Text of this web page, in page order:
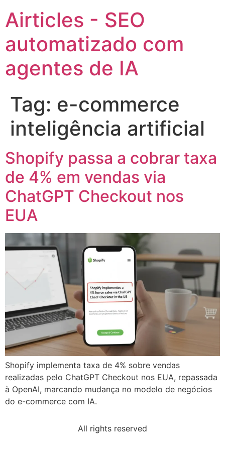
Airticles - SEO
automatizado com
agentes de IA
Tag: e-commerce
inteligência artificial
Shopify passa a cobrar taxa
de 4% em vendas via
ChatGPT Checkout nos
EUA
Shopify implementa taxa de 4% sobre vendas
realizadas pelo ChatGPT Checkout nos EUA, repassada
à OpenAI, marcando mudança no modelo de negócios
do e-commerce com IA.
All rights reserved